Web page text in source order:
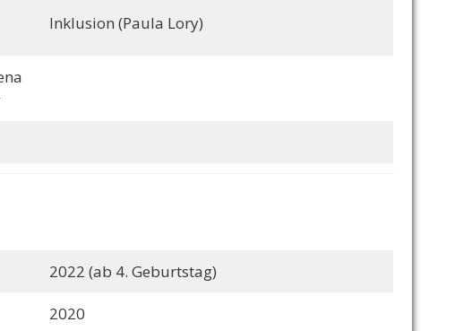
Inklusion (Paula Lory)
2022 (ab 4. Geburtstag)
2020